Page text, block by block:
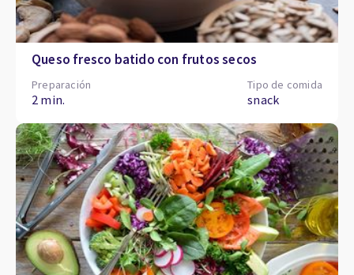
Queso fresco batido con frutos secos
Preparación
2 min.
Tipo de comida
snack